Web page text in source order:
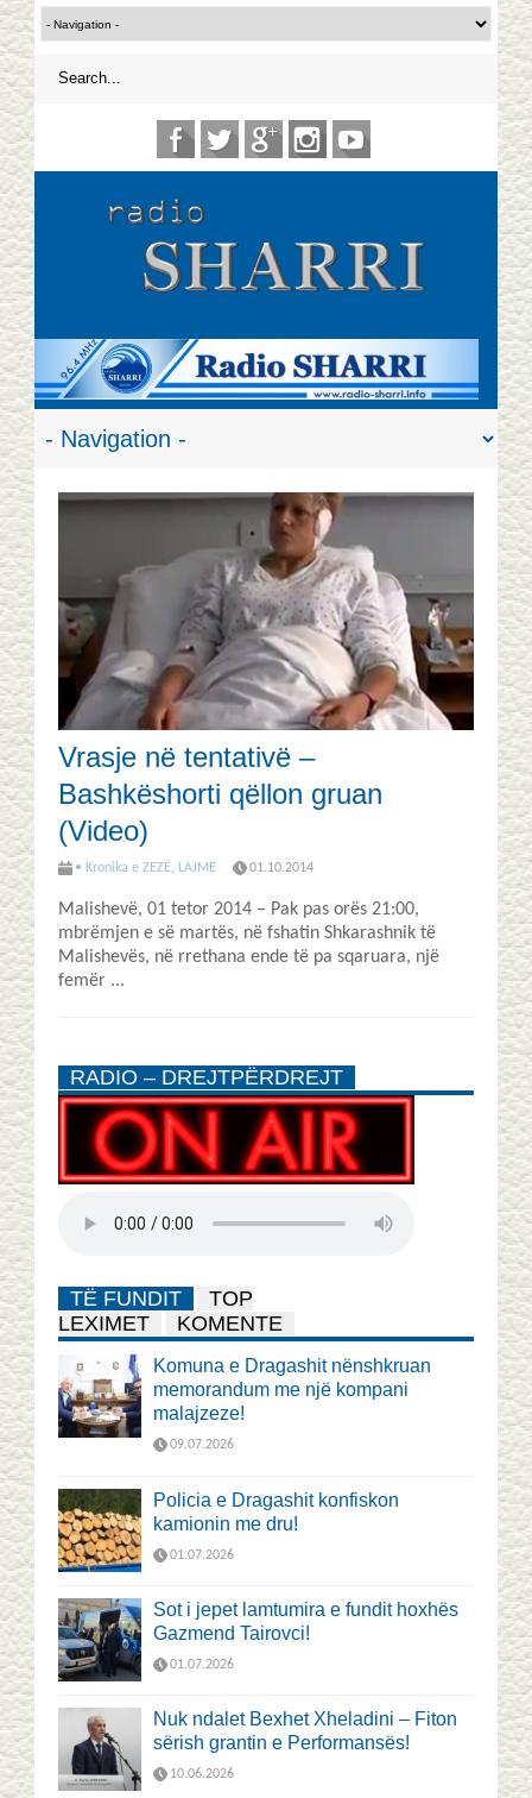
Vrasje në tentativë –
Bashkëshorti qëllon gruan
(Video)
• Kronika e ZEZË, LAJME 01.10.2014
Malishevë, 01 tetor 2014 – Pak pas orës 21:00,
mbrëmjen e së martës, në fshatin Shkarashnik të
Malishevës, në rrethana ende të pa sqaruara, një
femër ...
RADIO – DREJTPËRDREJT
TË FUNDIT
TOP
LEXIMET
KOMENTE
Komuna e Dragashit nënshkruan
memorandum me një kompani
malajzeze!
09.07.2026
Policia e Dragashit konfiskon
kamionin me dru!
01.07.2026
Sot i jepet lamtumira e fundit hoxhës
Gazmend Tairovci!
01.07.2026
Nuk ndalet Bexhet Xheladini – Fiton
sërish grantin e Performansës!
10.06.2026